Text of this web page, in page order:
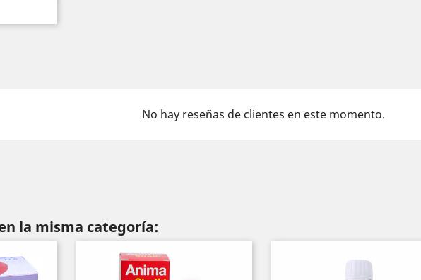
No hay reseñas de clientes en este momento.
la misma categoría: